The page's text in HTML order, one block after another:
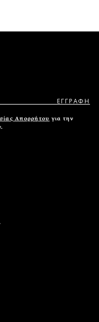
Απορρήτου για την